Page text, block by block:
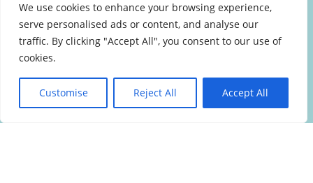
We use cookies to enhance your browsing experience,
serve personalised ads or content, and analyse our
traffic. By clicking "Accept All", you consent to our use of
cookies.
Customise Reject All Accept All
Lundi au jeudi : 8h30 – 12h30 / 14h00 – 17h30
Vendredi : 8h30 – 12h30 / 14h00 – 17h00
04.67.90.94.44